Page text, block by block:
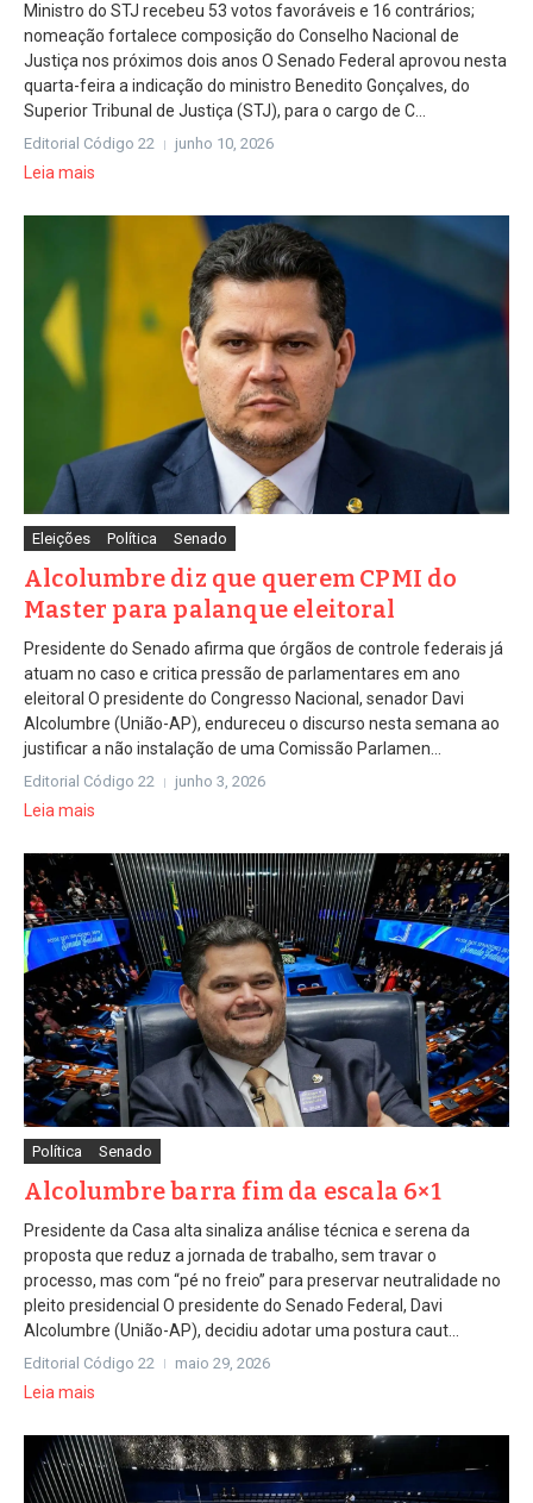
Ministro do STJ recebeu 53 votos favoráveis e 16 contrários;
nomeação fortalece composição do Conselho Nacional de
Justiça nos próximos dois anos O Senado Federal aprovou nesta
quarta-feira a indicação do ministro Benedito Gonçalves, do
Superior Tribunal de Justiça (STJ), para o cargo de C...
Editorial Código 22 junho 10, 2026
Leia mais
Eleições Política Senado
Alcolumbre diz que querem CPMI do
Master para palanque eleitoral
Presidente do Senado afirma que órgãos de controle federais já
atuam no caso e critica pressão de parlamentares em ano
eleitoral O presidente do Congresso Nacional, senador Davi
Alcolumbre (União-AP), endureceu o discurso nesta semana ao
justificar a não instalação de uma Comissão Parlamen...
Editorial Código 22 junho 3, 2026
Leia mais
Política Senado
Alcolumbre barra fim da escala 6×1
Presidente da Casa alta sinaliza análise técnica e serena da
proposta que reduz a jornada de trabalho, sem travar o
processo, mas com “pé no freio” para preservar neutralidade no
pleito presidencial O presidente do Senado Federal, Davi
Alcolumbre (União-AP), decidiu adotar uma postura caut...
Editorial Código 22 maio 29, 2026
Leia mais